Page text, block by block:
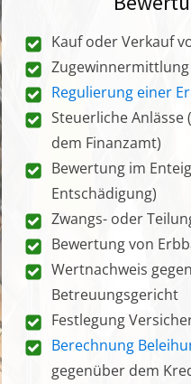
Kauf oder Verkauf
Regulierung einer
Steuerliche Anlässe
dem Finanzamt)
Bewertung im
Entschädigung)
Zwangs- oder
Bewertung von
Wertnachweis
Betreuungsgericht
Festlegung
Berechnung
gegenüber dem